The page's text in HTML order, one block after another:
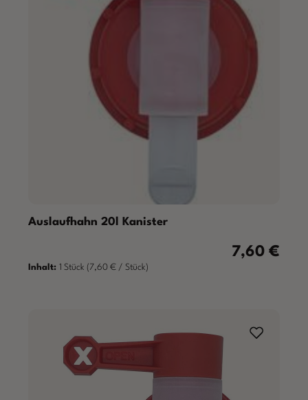
Auslaufhahn 20l Kanister
Regulärer
7,60 €
Inhalt: 1 Stück (7,60 € / Stück)